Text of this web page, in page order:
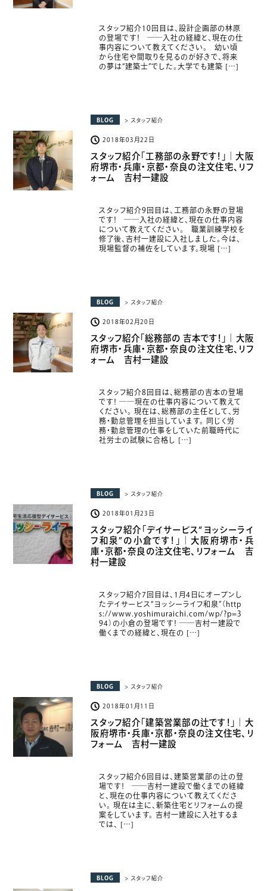
スタッフ紹介10回目は、設計企画部の林原
の登場です！ ――入社の経緯と、現在の仕
事内容について教えてください。 幼い頃
から住宅や間取りを見るのが好きで、将来
の夢は“建築士”でした。大学でも建築 […]
BLOG > スタッフ紹介
2018年03月22日
スタッフ紹介「工務部の永野です！」｜大阪
府堺市・兵庫・京都・奈良の注文住宅、リフ
ォーム 吉村一建設
スタッフ紹介9回目は、工務部の永野の登場
です！ ――入社の経緯と、現在の仕事内容
について教えてください。 職業訓練学校を
修了後、吉村一建設に入社しました。今は、
現場監督の補佐をしています。現場 […]
BLOG > スタッフ紹介
2018年02月20日
スタッフ紹介「総務部の 吉本です！」｜大阪
府堺市・兵庫・京都・奈良の注文住宅、リフ
ォーム 吉村一建設
スタッフ紹介8回目は、総務部の吉本の登場
です！ ――現在の仕事内容について教えて
ください。 現在は、総務部の主任として、労
務・勤怠管理を担当しています。 同じく労
務・勤怠管理の仕事をしていた前職時代に
社労士の試験に合格し […]
BLOG > スタッフ紹介
2018年01月23日
スタッフ紹介「デイサービス“ヨッシーライ
フ和泉”の小倉です！」｜大阪府堺市・兵
庫・京都・奈良の注文住宅、リフォーム 吉
村一建設
スタッフ紹介7回目は、1月4日にオープンし
たデイサービス“ヨッシーライフ和泉”（http
s://www.yoshimuraichi.com/wp/?p=3
94）の小倉の登場です！ ――吉村一建設で
働くまでの経緯と、現在の […]
BLOG > スタッフ紹介
2018年01月11日
スタッフ紹介「建築営業部の辻です！」｜大
阪府堺市・兵庫・京都・奈良の注文住宅、リ
フォーム 吉村一建設
スタッフ紹介6回目は、建築営業部の辻の登
場です！ ――吉村一建設で働くまでの経緯
と、現在の仕事内容について教えてくださ
い。 現在は主に、新築住宅とリフォームの提
案をしています。 吉村一建設に入社するま
では、 […]
BLOG > スタッフ紹介